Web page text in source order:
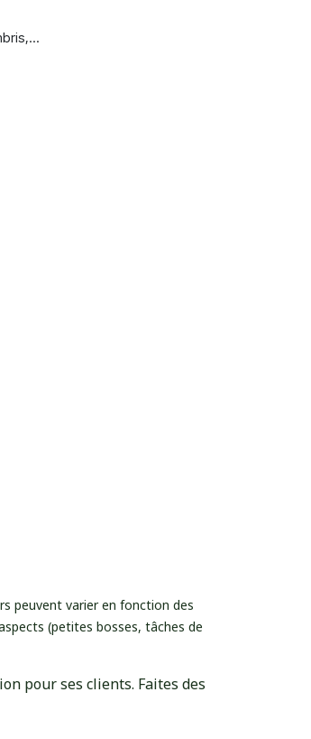
peuvent varier en fonction des
(petites bosses, tâches de
pour ses clients. Faites des